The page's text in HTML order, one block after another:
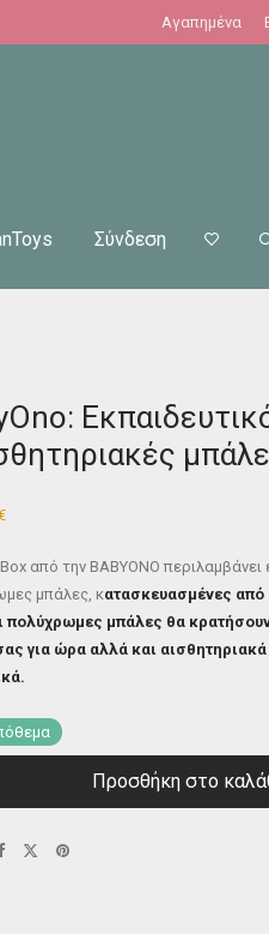
Αγαπημένα
Σύνδεση
από την BABYONO περιλαμβάνει
μπάλες, κατασκευασμένες
πολύχρωμες μπάλες θα
για ώρα αλλά και
Προσθήκη στο